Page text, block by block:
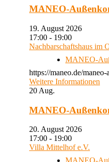
MANEO-
19. August 2026
17:00 - 19:00
Nachbarschaftshaus im
MANEO-
https://maneo.de/
Weitere Informationen
20 Aug.
MANEO-
20. August 2026
17:00 - 19:00
Villa Mittelhof e.V.